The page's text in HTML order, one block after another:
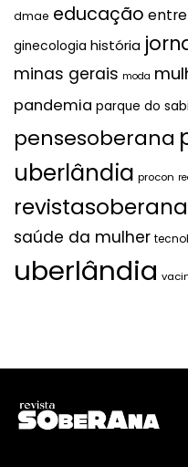
dmae educação
ginecologia história
minas gerais moda
pandemia parque do
pensesoberana
uberlândia procon
revistasoberana
saúde da mulher
uberlândia